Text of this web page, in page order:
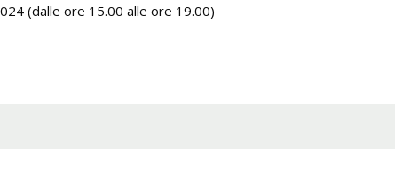
(dalle ore 15.00 alle ore 19.00)